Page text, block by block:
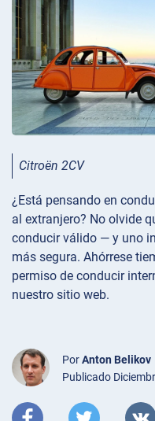
Citroën 2CV
¿Está pensando en
al extranjero? No olvide
conducir válido — y uno
más segura. Ahórrese
permiso de conducir
nuestro sitio web.
PorAnton Belikov
Publicado